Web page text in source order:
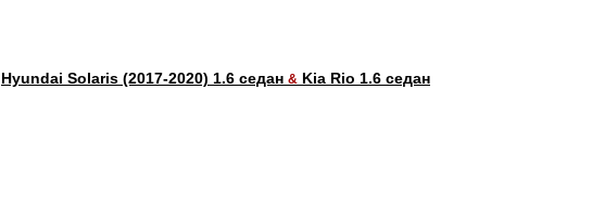
Hyundai Solaris (2017-2020) 1.6 седан & Kia Rio 1.6 седан